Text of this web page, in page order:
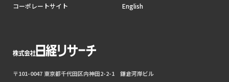
コーポレートサイト English
〒101-0047 東京都千代田区内神田2-2-1 鎌倉河岸ビル